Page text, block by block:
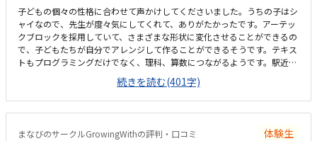
子どもの個々の性格に合わせて声かけしてくださいました。うちの子はシ
ャイなので、先生が度々気にしてくれて、ありがたかったです。アーテッ
クブロックを採用していて、さまざまな形状に変化させることができるの
で、子どもたちが自分でアレンジして作ることができるそうです。テキス
トもプログラミングだけでなく、理科、算数につながるようです。駅近な
ので、夜も子ども一人でも不安は少ないです。雨天時は保護者の送迎にな
りますが、少しの間、駐車するスペースもあるので安心です。こじんまり
した教室ですが、清潔感がある室内で、学習意欲が高まるようです。やは
り汚い教室に通うと子どもはだらけてしまいます、、、安くはないし、振
続きを読む(401字)
まなびのサークルGrowingWithの評判・口コミ 体験生